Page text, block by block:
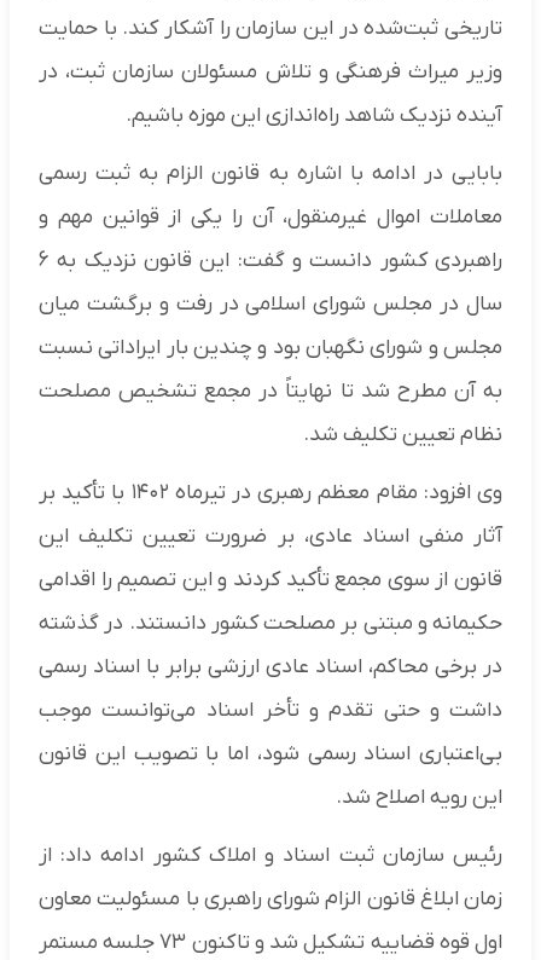
تاریخی ثبت‌شده در این سازمان را آشکار کند. با حمایت
وزیر میراث فرهنگی و تلاش مسئولان سازمان ثبت، در
آینده نزدیک شاهد راه‌اندازی این موزه باشیم.
بابایی در ادامه با اشاره به قانون الزام به ثبت رسمی
معاملات اموال غیرمنقول، آن را یکی از قوانین مهم و
راهبردی کشور دانست و گفت: این قانون نزدیک به ۶
سال در مجلس شورای اسلامی در رفت و برگشت میان
مجلس و شورای نگهبان بود و چندین بار ایراداتی نسبت
به آن مطرح شد تا نهایتاً در مجمع تشخیص مصلحت
نظام تعیین تکلیف شد.
وی افزود: مقام معظم رهبری در تیرماه ۱۴۰۲ با تأکید بر
آثار منفی اسناد عادی، بر ضرورت تعیین تکلیف این
قانون از سوی مجمع تأکید کردند و این تصمیم را اقدامی
حکیمانه و مبتنی بر مصلحت کشور دانستند. در گذشته
در برخی محاکم، اسناد عادی ارزشی برابر با اسناد رسمی
داشت و حتی تقدم و تأخر اسناد می‌توانست موجب
بی‌اعتباری اسناد رسمی شود، اما با تصویب این قانون
این رویه اصلاح شد.
رئیس سازمان ثبت اسناد و املاک کشور ادامه داد: از
زمان ابلاغ قانون الزام شورای راهبری با مسئولیت معاون
اول قوه قضاییه تشکیل شد و تاکنون ۷۳ جلسه مستمر